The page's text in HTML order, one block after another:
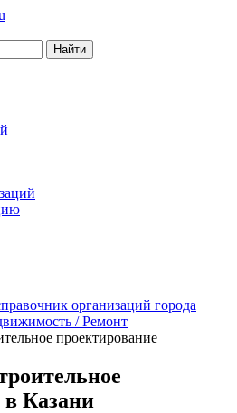
организаций города
/ Ремонт
проектирование
в Казани